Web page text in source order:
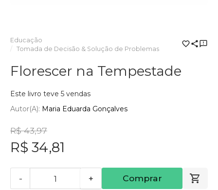
Educação
Tomada de Decisão & Solução de Problemas
Florescer na Tempestade
Este livro teve 5 vendas
Autor(a): Maria Eduarda Gonçalves
R$ 43,97
R$ 34,81
- + Comprar